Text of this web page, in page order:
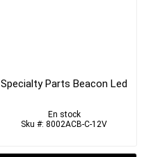
Specialty Parts Beacon Led
En stock
Sku #: 8002ACB-C-12V